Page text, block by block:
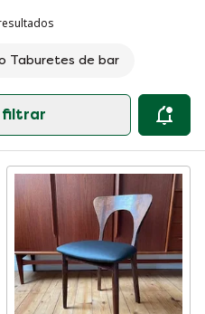
Taburetes de bar
filtrar